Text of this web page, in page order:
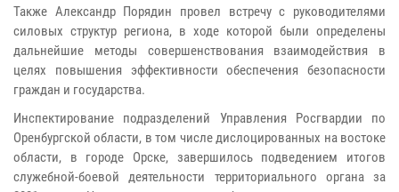
Также Александр Порядин провел встречу с руководителями
силовых структур региона, в ходе которой были определены
дальнейшие методы совершенствования взаимодействия в
целях повышения эффективности обеспечения безопасности
граждан и государства.
Инспектирование подразделений Управления Росгвардии по
Оренбургской области, в том числе дислоцированных на востоке
области, в городе Орске, завершилось подведением итогов
служебной-боевой деятельности территориального органа за